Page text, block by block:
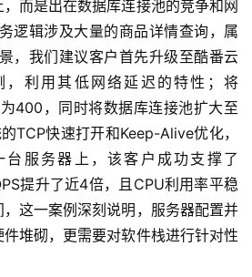
而是出在数据库连接池的竞争和网
逻辑涉及大量的商品详情查询，属
，我们建议客户首先升级至酷番云
，利用其低网络延迟的特性；将
400，同时将数据库连接池扩大至
TCP快速打开和Keep-Alive优化，
服务器上，该客户成功支撑了
提升了近4倍，且CPU利用率平稳
这一案例深刻说明，服务器配置并
堆砌，更需要对软件栈进行针对性